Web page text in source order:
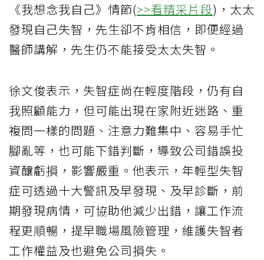
《我想念我自己》情節(>>看精采片段)，太太
發現自己失智，先生卻不肯相信，即便經過
醫師講解，先生仍不能接受太太失智。
徐文俊表示，失智症尚在輕度階段，仍有自
我照顧能力，但可能出現在家附近迷路、重
複問一樣的問題、注意力難集中、容易手忙
腳亂等，也可能下錯判斷，導致公司錯誤投
資釀虧損，影響嚴重。他表示，年輕型失智
症可透過十大警訊及早發現、及早診斷，前
期發現病情，可協助他減少出錯，讓工作流
程更順暢，提早職場風險管理，維護失智者
工作權益及也避免公司損失。